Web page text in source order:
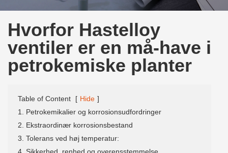
Hvorfor Hastelloy
ventiler er en må-have i
petrokemiske planter
Table of Content [ Hide ]
1. Petrokemikalier og korrosionsudfordringer
2. Ekstraordinær korrosionsbestand
3. Tolerans ved høj temperatur:
4. Sikkerhed, renhed og overensstemmelse